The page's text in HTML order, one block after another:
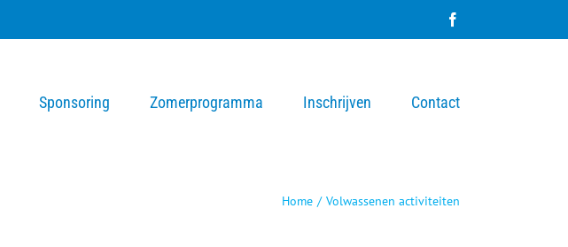
Sponsoring Zomerprogramma Inschrijven Contact
Home / Volwassenen activiteiten